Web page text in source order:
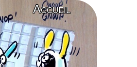
Accueil